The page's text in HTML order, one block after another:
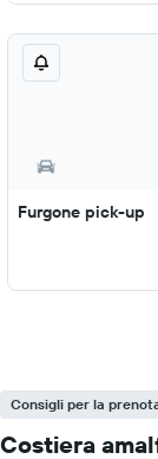
Furgone pick-up
Consigli per la
Costiera